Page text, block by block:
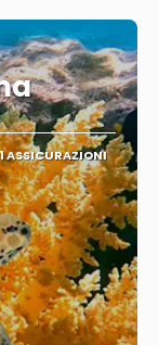
1 ASSICURAZIONI